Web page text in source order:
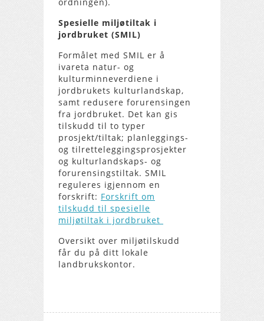
Spesielle miljøtiltak i
jordbruket (SMIL)
Formålet med SMIL er å
ivareta natur- og
kulturminneverdiene i
jordbrukets kulturlandskap,
samt redusere forurensingen
fra jordbruket. Det kan gis
tilskudd til to typer
prosjekt/tiltak; planleggings-
og tilretteleggingsprosjekter
og kulturlandskaps- og
forurensingstiltak. SMIL
reguleres igjennom en
forskrift: Forskrift om
tilskudd til spesielle
miljøtiltak i jordbruket
Oversikt over miljøtilskudd
får du på ditt lokale
landbrukskontor.